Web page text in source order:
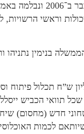
הכביש, שסלילתו
וראשי הרשויות,
בנימין
חדש (מחסום)